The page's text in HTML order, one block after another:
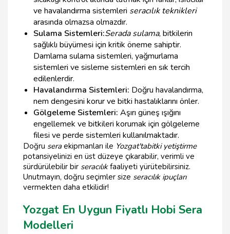
ve havalandırma sistemleri seracılık teknikleri
arasında olmazsa olmazdır.
Sulama Sistemleri:Serada sulama, bitkilerin
sağlıklı büyümesi için kritik öneme sahiptir.
Damlama sulama sistemleri, yağmurlama
sistemleri ve sisleme sistemleri en sık tercih
edilenlerdir.
Havalandırma Sistemleri: Doğru havalandırma,
nem dengesini korur ve bitki hastalıklarını önler.
Gölgeleme Sistemleri: Aşırı güneş ışığını
engellemek ve bitkileri korumak için gölgeleme
filesi ve perde sistemleri kullanılmaktadır.
Doğru seraekipmanları ile Yozgat'tabitki yetiştirme
potansiyelinizi en üst düzeye çıkarabilir, verimli ve
sürdürülebilir bir seracılıkfaaliyeti yürütebilirsiniz.
Unutmayın, doğru seçimler size seracılık ipuçları
vermekten daha etkilidir!
Yozgat En Uygun Fiyatlı Hobi Sera
Modelleri